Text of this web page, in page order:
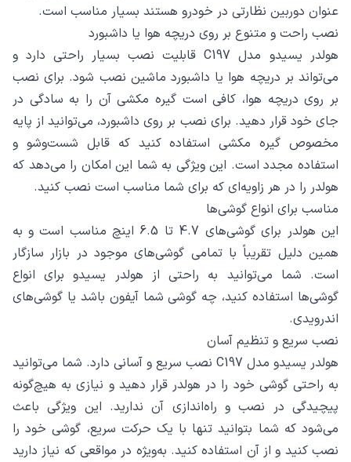
عنوان دوربین نظارتی در خودرو هستند بسیار مناسب است.
نصب راحت و متنوع بر روی دریچه هوا یا داشبورد
هولدر یسیدو مدل C197 قابلیت نصب بسیار راحتی دارد و
می‌تواند بر دریچه هوا یا داشبورد ماشین نصب شود. برای نصب
بر روی دریچه هوا، کافی است گیره مکشی آن را به سادگی در
جای خود قرار دهید. برای نصب بر روی داشبورد، می‌توانید از پایه
مخصوص گیره مکشی استفاده کنید که قابل شست‌وشو و
استفاده مجدد است. این ویژگی به شما این امکان را می‌دهد که
هولدر را در هر زاویه‌ای که برای شما مناسب است نصب کنید.
مناسب برای انواع گوشی‌ها
این هولدر برای گوشی‌های 4.7 تا 6.5 اینچ مناسب است و به
همین دلیل تقریباً با تمامی گوشی‌های موجود در بازار سازگار
است. شما می‌توانید به راحتی از هولدر یسیدو برای انواع
گوشی‌ها استفاده کنید، چه گوشی شما آیفون باشد یا گوشی‌های
اندرویدی.
نصب سریع و تنظیم آسان
هولدر یسیدو مدل C197 نصب سریع و آسانی دارد. شما می‌توانید
به راحتی گوشی خود را در هولدر قرار دهید و نیازی به هیچ‌گونه
پیچیدگی در نصب و راه‌اندازی آن ندارید. این ویژگی باعث
می‌شود که شما بتوانید تنها با یک حرکت سریع، گوشی خود را
نصب کنید و از آن استفاده کنید. به‌ویژه در مواقعی که نیاز دارید